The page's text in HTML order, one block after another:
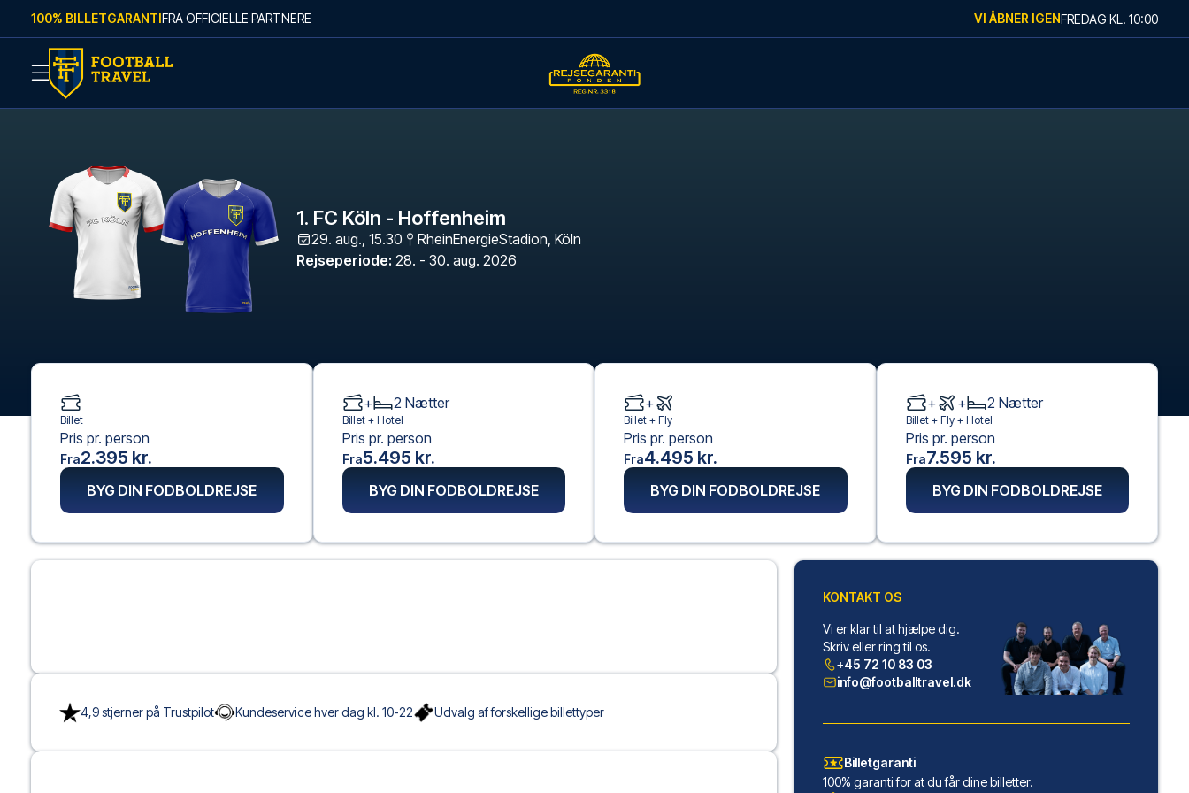
Skip to content
100% BILLETGARANTIFRA OFFICIELLE PARTNERE VI ÅBNER IGENFREDAG KL. 10:00
1. FC Köln - Hoffenheim
29. aug., 15.30 RheinEnergieStadion, Köln
Rejseperiode: 28. - 30. aug. 2026
4,9 stjerner på Trustpilot Kundeservice hver dag kl. 10-22 Udvalg af forskellige billettyper
Billet
Pris pr. person
Fra2.395 kr.
BYG DIN FODBOLDREJSE
+ 2 Nætter
Billet + Hotel
Pris pr. person
Fra5.495 kr.
BYG DIN FODBOLDREJSE
+
Billet + Fly
Pris pr. person
Fra4.495 kr.
BYG DIN FODBOLDREJSE
+ + 2 Nætter
Billet + Fly+ Hotel
Pris pr. person
Fra7.595 kr.
BYG DIN FODBOLDREJSE
KONTAKT OS
Vi er klar til at hjælpe dig.
Skriv eller ring til os.
+45 72 10 83 03
info@footballtravel.dk
Billetgaranti
100% garanti for at du får dine billetter.